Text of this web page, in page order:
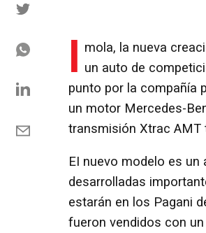
I mola, la nueva
un auto de
punto por la compañía
un motor Mercedes-
transmisión Xtrac AMT
EI nuevo modelo es
desarrolladas
estarán en los Pagani
fueron vendidos con